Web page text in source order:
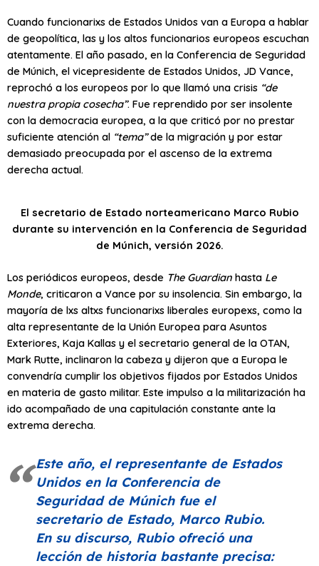
Cuando funcionarixs de Estados Unidos van a Europa a hablar
de geopolítica, las y los altos funcionarios europeos escuchan
atentamente. El año pasado, en la Conferencia de Seguridad
de Múnich, el vicepresidente de Estados Unidos, JD Vance,
reprochó a los europeos por lo que llamó una crisis “de
nuestra propia cosecha”. Fue reprendido por ser insolente
con la democracia europea, a la que criticó por no prestar
suficiente atención al “tema”de la migración y por estar
demasiado preocupada por el ascenso de la extrema
derecha actual.
El secretario de Estado norteamericano Marco Rubio
durante su intervención en la Conferencia de Seguridad
de Múnich, versión 2026.
Los periódicos europeos, desde The Guardian hasta Le
Monde, criticaron a Vance por su insolencia. Sin embargo, la
mayoría de lxs altxs funcionarixs liberales europexs, como la
alta representante de la Unión Europea para Asuntos
Exteriores, Kaja Kallas y el secretario general de la OTAN,
Mark Rutte, inclinaron la cabeza y dijeron que a Europa le
convendría cumplir los objetivos fijados por Estados Unidos
en materia de gasto militar. Este impulso a la militarización ha
ido acompañado de una capitulación constante ante la
extrema derecha.
Este año, el representante de Estados
Unidos en la Conferencia de
Seguridad de Múnich fue el
secretario de Estado, Marco Rubio.
En su discurso, Rubio ofreció una
lección de historia bastante precisa: